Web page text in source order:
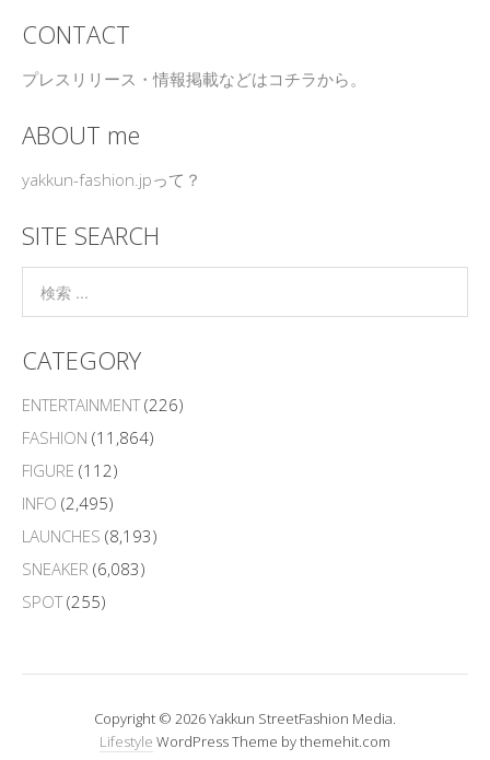
CONTACT
プレスリリース・情報掲載などはコチラから。
ABOUT me
yakkun-fashion.jpって？
SITE SEARCH
CATEGORY
ENTERTAINMENT(226)
FASHION (11,864)
FIGURE (112)
INFO (2,495)
LAUNCHES (8,193)
SNEAKER (6,083)
SPOT(255)
Copyright © 2026 Yakkun StreetFashion Media.
Lifestyle WordPress Theme by themehit.com